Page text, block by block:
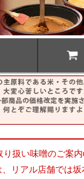
り扱い味噌のご案
リアル店舗では